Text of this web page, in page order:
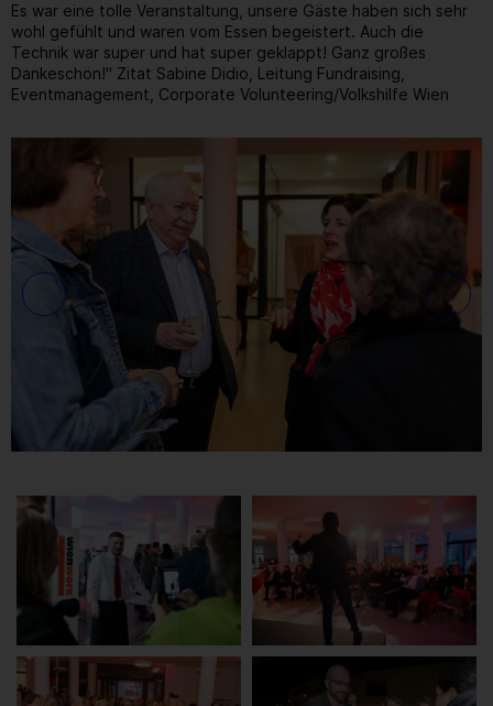
Es war eine tolle Veranstaltung, unsere Gäste haben sich sehr
wohl gefühlt und waren vom Essen begeistert. Auch die
Technik war super und hat super geklappt! Ganz großes
Dankeschön!" Zitat Sabine Didio, Leitung Fundraising,
Eventmanagement, Corporate Volunteering/Volkshilfe Wien